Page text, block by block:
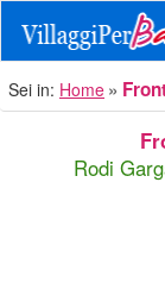
Sei in: Home
Rodi